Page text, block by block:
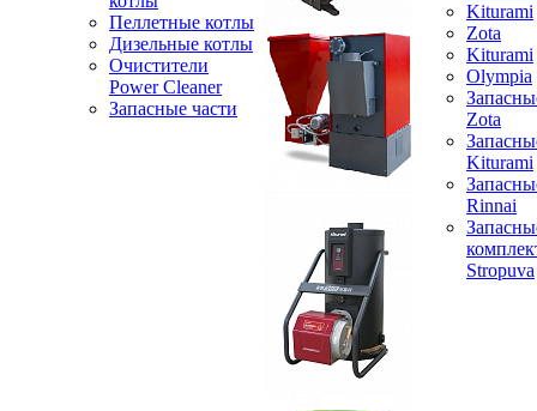
Пеллетные котлы
Дизельные котлы
Очистители
Power Cleaner
Запасные части
Kiturami
Zota
Kiturami
Olympia
Zota
Kiturami
Rinnai
Stropuva